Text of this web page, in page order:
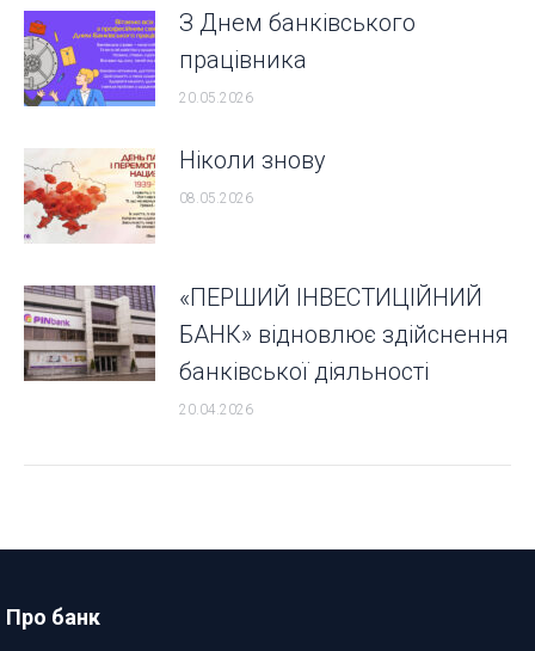
З Днем банківського
працівника
20.05.2026
Ніколи знову
08.05.2026
«ПЕРШИЙ ІНВЕСТИЦІЙНИЙ
БАНК» відновлює здійснення
банківської діяльності
20.04.2026
Про банк